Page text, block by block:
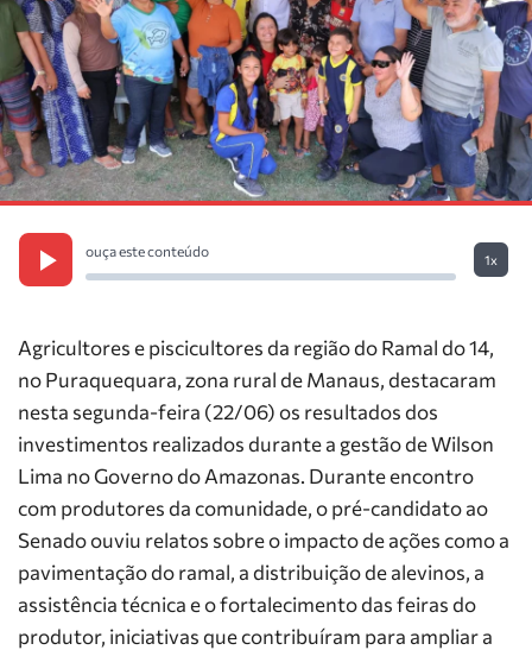
ouça este conteúdo
1x
Agricultores e piscicultores da região do Ramal do 14,
no Puraquequara, zona rural de Manaus, destacaram
nesta segunda-feira (22/06) os resultados dos
investimentos realizados durante a gestão de Wilson
Lima no Governo do Amazonas. Durante encontro
com produtores da comunidade, o pré-candidato ao
Senado ouviu relatos sobre o impacto de ações como a
pavimentação do ramal, a distribuição de alevinos, a
assistência técnica e o fortalecimento das feiras do
produtor, iniciativas que contribuíram para ampliar a